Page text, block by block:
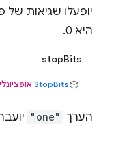
יופעלו שגיאות
היא 0.
stopBits
StopBits אופציונלי
הערך "one"